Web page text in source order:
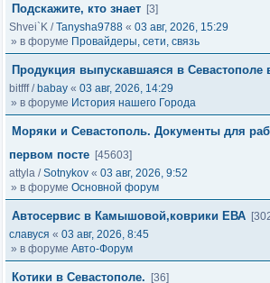
Подскажите, кто знает [3]
Shvei`K /Tanysha9788 « 03 авг, 2026, 15:29
» в форуме Провайдеры, сети, связь
Продукция выпускавшаяся в
bitfff/ babay « 03 авг, 2026, 14:29
» в форуме История нашего Города
Моряки и Севастополь. Документы для
первом посте [45603]
attyla /Sotnykov « 03 авг, 2026, 9:52
» в форуме Основной форум
Автосервис в Камышовой,коврики ЕВА
славуся « 03 авг, 2026, 8:45
» в форуме Авто-Форум
Котики в Севастополе. [36]